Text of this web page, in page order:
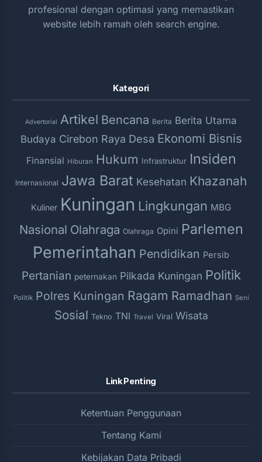
profesional dengan optimasi yang memastikan
website lebih ramah oleh search engine.
Kategori
Advertorial Artikel Bencana Berita Berita Utama
Budaya Cirebon Raya Desa Ekonomi Bisnis
Finansial Hiburan Hukum Infrastruktur Insiden
Internasional Jawa Barat Kesehatan Khazanah
Kuliner Kuningan Lingkungan MBG
Nasional Olahraga Olahraga Opini Parlemen
Pemerintahan Pendidikan Persib
Pertanian peternakan Pilkada Kuningan Politik
Politik Polres Kuningan Ragam Ramadhan Seni
Sosial Tekno TNI Travel Viral Wisata
Link Penting
Ketentuan Penggunaan
Tentang Kami
Kebijakan Data Pribadi